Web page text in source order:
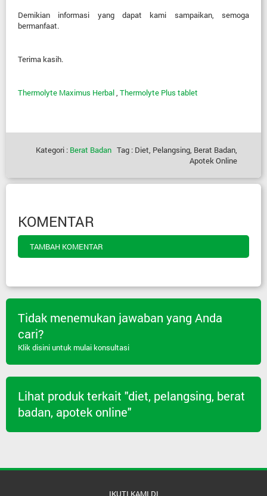
Demikian informasi yang dapat kami sampaikan, semoga
bermanfaat.
Terima kasih.
Thermolyte Maximus Herbal, Thermolyte Plus tablet
Kategori : Berat Badan Tag : Diet, Pelangsing, Berat Badan,
Apotek Online
KOMENTAR
TAMBAH KOMENTAR
Tidak menemukan jawaban yang Anda
cari?
Klik disini untuk mulai konsultasi
Lihat produk terkait "diet, pelangsing, berat
badan, apotek online"
IKUTI KAMI DI